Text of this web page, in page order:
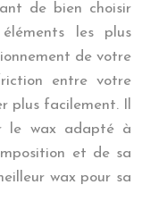
de bien choisir
les plus
de votre
entre votre
plus facilement. Il
le wax adapté à
et de sa
wax pour sa